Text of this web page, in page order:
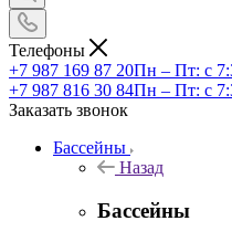
Телефоны
+7 987 169 87 20Пн – Пт: с
+7 987 816 30 84Пн – Пт: с
Заказать звонок
Бассейны
Назад
Бассейны